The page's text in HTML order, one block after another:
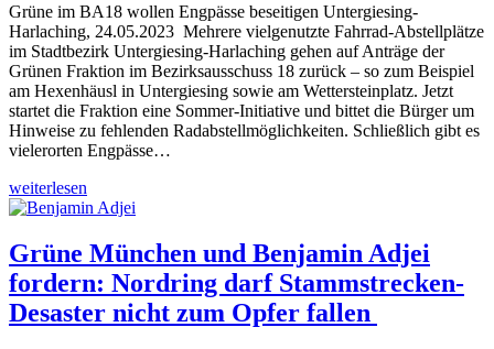
Grüne im BA18 wollen Engpässe beseitigen Untergiesing-
Harlaching, 24.05.2023 Mehrere vielgenutzte Fahrrad-Abstellplätze
im Stadtbezirk Untergiesing-Harlaching gehen auf Anträge der
Grünen Fraktion im Bezirksausschuss 18 zurück – so zum Beispiel
am Hexenhäusl in Untergiesing sowie am Wettersteinplatz. Jetzt
startet die Fraktion eine Sommer-Initiative und bittet die Bürger um
Hinweise zu fehlenden Radabstellmöglichkeiten. Schließlich gibt es
vielerorten Engpässe…
weiterlesen
Grüne München und Benjamin Adjei
fordern: Nordring darf Stammstrecken-
Desaster nicht zum Opfer fallen